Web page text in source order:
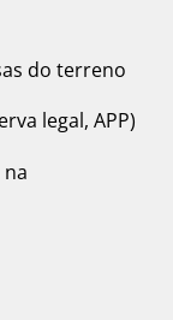
do terreno
legal, APP)